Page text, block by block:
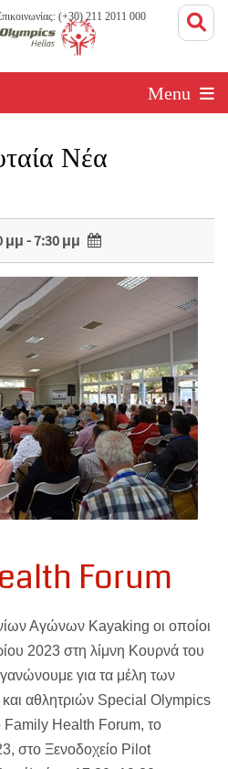
(+30) 211 2011 000
Menu
Νέα
μμ - 7:30 μμ
Forum
Αγώνων Kayaking οι οποίοι
2023 στη λίμνη Κουρνά του
για τα μέλη των
αθλητριών Special Olympics
Family Health Forum, το
στo Ξενοδοχείο Pilot